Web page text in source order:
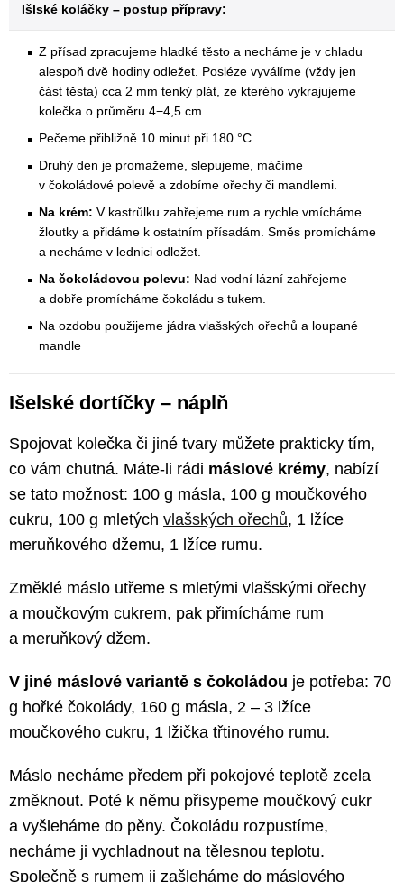
Išlské koláčky – postup přípravy:
Z přísad zpracujeme hladké těsto a necháme je v chladu
alespoň dvě hodiny odležet. Posléze vyválíme (vždy jen
část těsta) cca 2 mm tenký plát, ze kterého vykrajujeme
kolečka o průměru 4−4,5 cm.
Pečeme přibližně 10 minut při 180 °C.
Druhý den je promažeme, slepujeme, máčíme
v čokoládové polevě a zdobíme ořechy či mandlemi.
Na krém: V kastrůlku zahřejeme rum a rychle vmícháme
žloutky a přidáme k ostatním přísadám. Směs promícháme
a necháme v lednici odležet.
Na čokoládovou polevu: Nad vodní lázní zahřejeme
a dobře promícháme čokoládu s tukem.
Na ozdobu použijeme jádra vlašských ořechů a loupané
mandle
Išelské dortíčky – náplň
Spojovat kolečka či jiné tvary můžete prakticky tím,
co vám chutná. Máte-li rádi máslové krémy, nabízí
se tato možnost: 100 g másla, 100 g moučkového
cukru, 100 g mletých vlašských ořechů, 1 lžíce
meruňkového džemu, 1 lžíce rumu.
Změklé máslo utřeme s mletými vlašskými ořechy
a moučkovým cukrem, pak přimícháme rum
a meruňkový džem.
V jiné máslové variantě s čokoládou je potřeba: 70
g hořké čokolády, 160 g másla, 2 – 3 lžíce
moučkového cukru, 1 lžička třtinového rumu.
Máslo necháme předem při pokojové teplotě zcela
změknout. Poté k němu přisypeme moučkový cukr
a vyšleháme do pěny. Čokoládu rozpustíme,
necháme ji vychladnout na tělesnou teplotu.
Společně s rumem ji zašleháme do máslového